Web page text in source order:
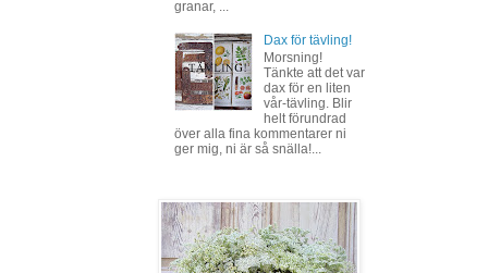
granar, ...
Dax för tävling!
Morsning!
Tänkte att det var
dax för en liten
vår-tävling. Blir
helt förundrad
över alla fina kommentarer ni
ger mig, ni är så snälla!...